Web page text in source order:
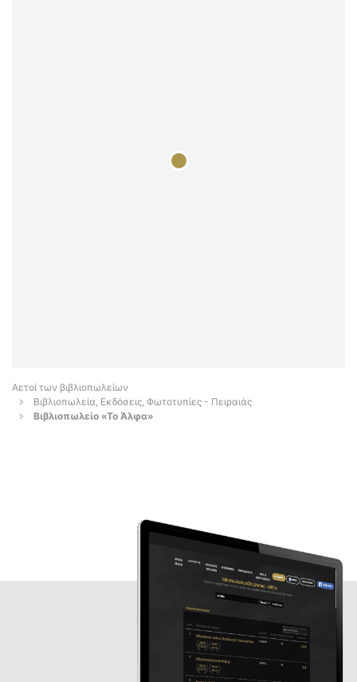
Αετοί των βιβλιοπωλείων
Βιβλιοπωλεία, Εκδόσεις, Φωτοτυπίες - Πειραιάς
Βιβλιοπωλείο «Το Άλφα»